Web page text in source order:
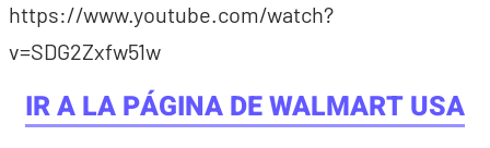
https://www.youtube.com/watch?
v=SDG2Zxfw51w
IR A LA PÁGINA DE WALMART USA